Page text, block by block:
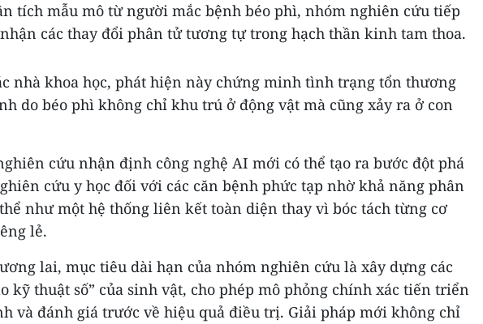
tích mẫu mô từ người mắc bệnh béo phì, nhóm nghiên cứu tiếp
các thay đổi phân tử tương tự trong hạch thần kinh tam thoa.
nhà khoa học, phát hiện này chứng minh tình trạng tổn thương
do béo phì không chỉ khu trú ở động vật mà cũng xảy ra ở con
cứu nhận định công nghệ AI mới có thể tạo ra bước đột phá
cứu y học đối với các căn bệnh phức tạp nhờ khả năng phân
như một hệ thống liên kết toàn diện thay vì bóc tách từng cơ
lẻ.
lai, mục tiêu dài hạn của nhóm nghiên cứu là xây dựng các
kỹ thuật số” của sinh vật, cho phép mô phỏng chính xác tiến triển
và đánh giá trước về hiệu quả điều trị. Giải pháp mới không chỉ